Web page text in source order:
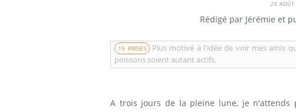
26
Rédigé par Jérémie et
19 PRISES Plus motivé à l'idée de voir mes amis
poissons soient autant actifs.
A trois jours de la pleine lune, je n'attends